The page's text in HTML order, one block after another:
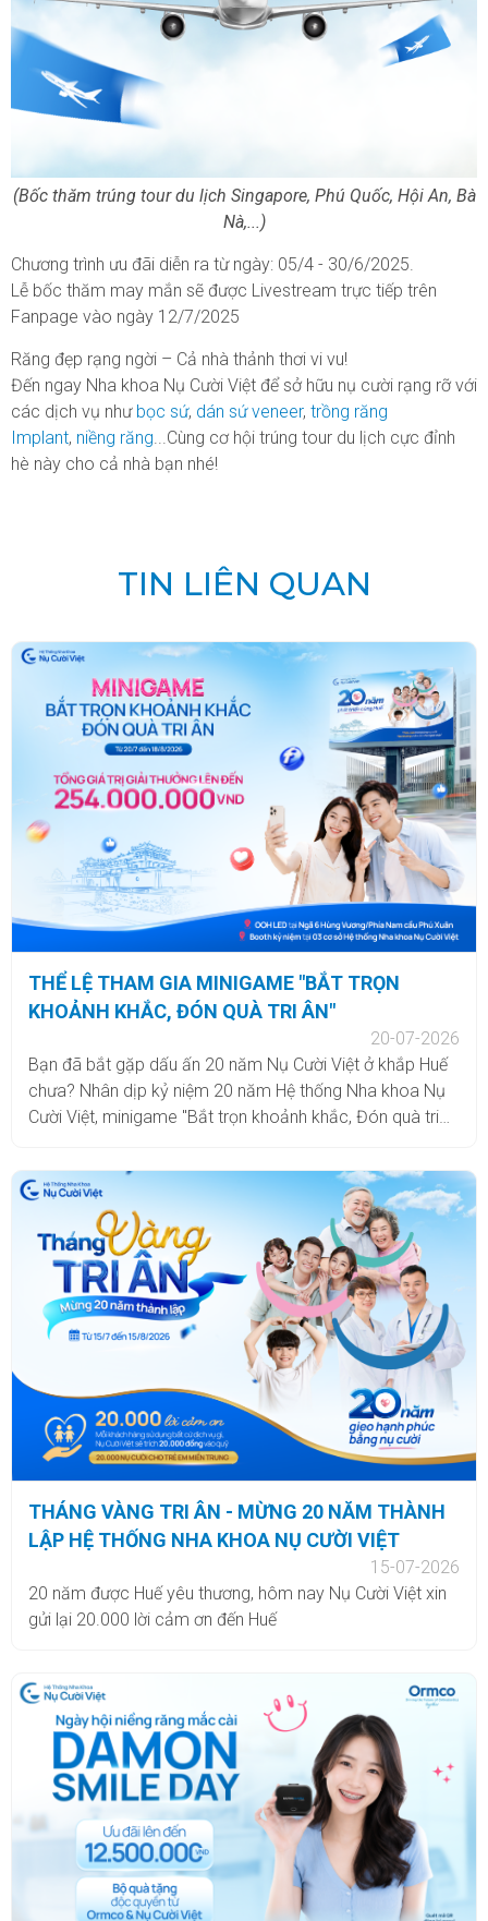
(Bốc thăm trúng tour du lịch Singapore, Phú Quốc, Hội An, Bà
Nà,...)
Chương trình ưu đãi diễn ra từ ngày: 05/4 - 30/6/2025.
Lễ bốc thăm may mắn sẽ được Livestream trực tiếp trên
Fanpage vào ngày 12/7/2025
Răng đẹp rạng ngời – Cả nhà thảnh thơi vi vu!
Đến ngay Nha khoa Nụ Cười Việt để sở hữu nụ cười rạng rỡ với
các dịch vụ như bọc sứ, dán sứ veneer, trồng răng
Implant, niềng răng...Cùng cơ hội trúng tour du lịch cực đỉnh
hè này cho cả nhà bạn nhé!
TIN LIÊN QUAN
THỂ LỆ THAM GIA MINIGAME "BẮT TRỌN
KHOẢNH KHẮC, ĐÓN QUÀ TRI ÂN"
20-07-2026
Bạn đã bắt gặp dấu ấn 20 năm Nụ Cười Việt ở khắp Huế
chưa? Nhân dịp kỷ niệm 20 năm Hệ thống Nha khoa Nụ
Cười Việt, minigame "Bắt trọn khoảnh khắc, Đón quà tri
check in tại OOH LED rực rỡ giữa thành phố hoặc những
booth kỷ niệm đặc biệt tại các cơ sở, đây chính là thời
điểm để lưu giữ một khoảnh khắc thật đẹp và nhận về
những phần quà tri ân hấp dẫn với tổng giá trị lên đến
254.000.000 VNĐ.
THÁNG VÀNG TRI ÂN - MỪNG 20 NĂM THÀNH
LẬP HỆ THỐNG NHA KHOA NỤ CƯỜI VIỆT
15-07-2026
20 năm được Huế yêu thương, hôm nay Nụ Cười Việt xin
gửi lại 20.000 lời cảm ơn đến Huế